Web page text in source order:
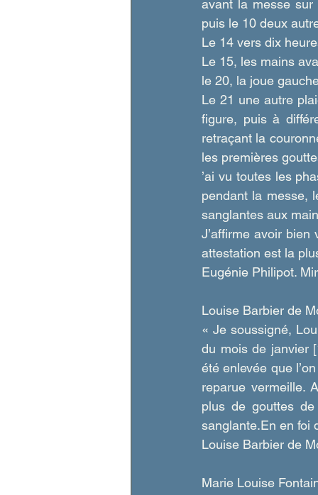
avant la messe
puis le 10 deux
Le 14 vers dix
Le 15, les mains
le 20, la joue
Le 21 une autre
figure, puis à
retraçant la
les premières
’ai vu toutes les
pendant la messe,
sanglantes aux
J’affirme avoir
attestation est la
Eugénie Philipot.
Louise Barbier de
« Je soussigné,
du mois de janvier
été enlevée que
reparue vermeille.
plus de gouttes
sanglante.En en foi
Louise Barbier de
Marie Louise